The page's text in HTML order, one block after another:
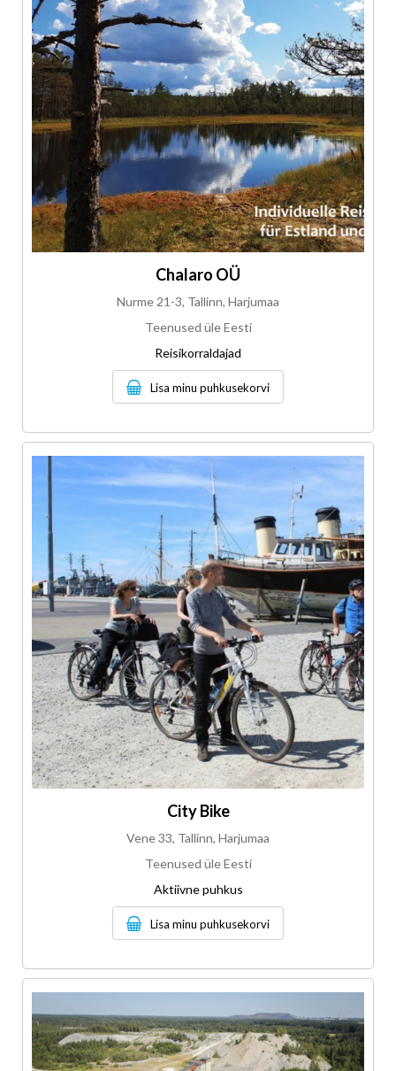
Chalaro OÜ
Nurme 21-3, Tallinn, Harjumaa
Teenused üle Eesti
Reisikorraldajad
Lisa minu puhkusekorvi
City Bike
Vene 33, Tallinn, Harjumaa
Teenused üle Eesti
Aktiivne puhkus
Lisa minu puhkusekorvi